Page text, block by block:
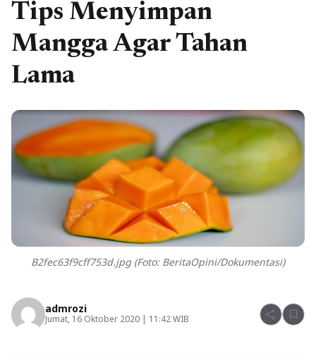
Tips Menyimpan
Mangga Agar Tahan
Lama
B2fec63f9cff753d.jpg (Foto: BeritaOpini/Dokumentasi)
admrozi
Jumat, 16 Oktober 2020 | 11:42 WIB share bookmark